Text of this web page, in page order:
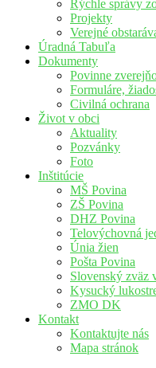
Rýchle správy
Projekty
Verejné
Úradná Tabuľa
Dokumenty
Povinne
Formuláre,
Civilná ochrana
Život v obci
Aktuality
Pozvánky
Foto
Inštitúcie
MŠ Povina
ZŠ Povina
DHZ Povina
Telovýchovná
Únia žien
Pošta Povina
Slovenský zväz
Kysucký
ZMO DK
Kontakt
Kontaktujte nás
Mapa stránok